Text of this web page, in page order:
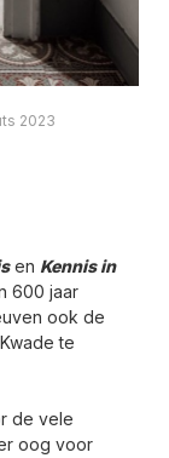
2023
en Kennis in
600 jaar
ook de
te
de vele
oog voor